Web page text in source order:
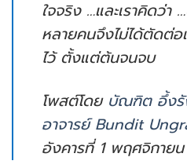
ใจจริง …และเราคิดว่า
หลายคนจึงไม่ได้ตัดต่
ไว้ ตั้งแต่ต้นจนจบ
โพสต์โดย บัณฑิต อึ้งรั
อาจารย์ Bundit
อังคารที่ 1 พฤศจิกาย